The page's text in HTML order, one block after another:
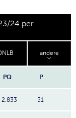
24 per
andere
PQ P
2.833 51